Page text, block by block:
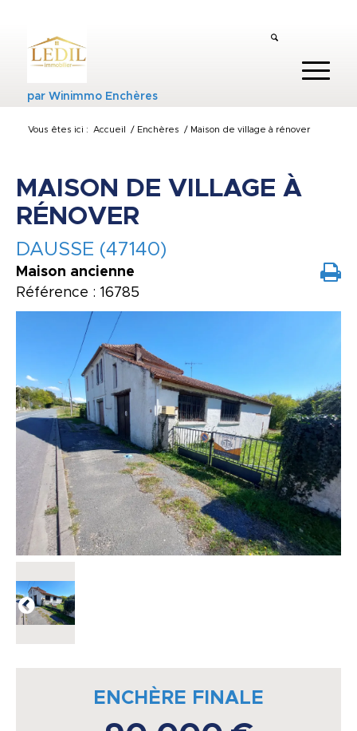
parWinimmo Enchères
Vous êtes ici : Accueil / Enchères / Maison de village à rénover
MAISON DE VILLAGE À
RÉNOVER
DAUSSE (47140)
Maison ancienne
Référence : 16785
ENCHÈRE FINALE